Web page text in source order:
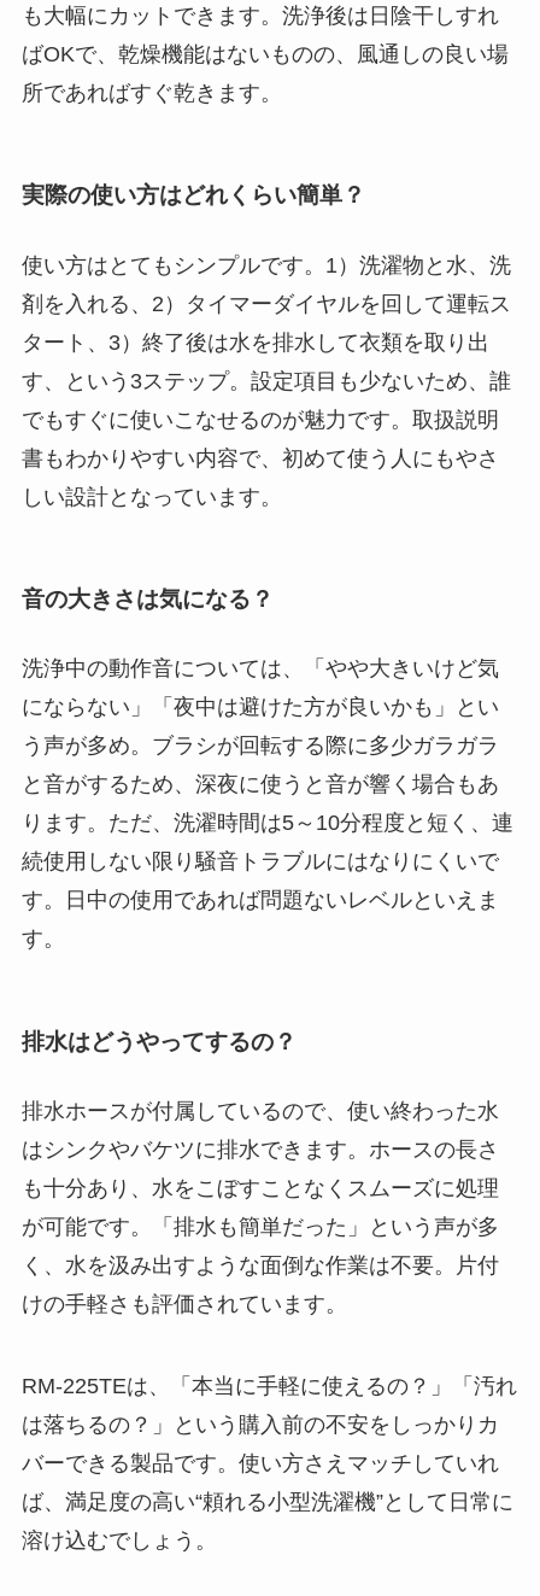
も大幅にカットできます。洗浄後は日陰干しすれ
ばOKで、乾燥機能はないものの、風通しの良い場
所であればすぐ乾きます。
実際の使い方はどれくらい簡単？
使い方はとてもシンプルです。1）洗濯物と水、洗
剤を入れる、2）タイマーダイヤルを回して運転ス
タート、3）終了後は水を排水して衣類を取り出
す、という3ステップ。設定項目も少ないため、誰
でもすぐに使いこなせるのが魅力です。取扱説明
書もわかりやすい内容で、初めて使う人にもやさ
しい設計となっています。
音の大きさは気になる？
洗浄中の動作音については、「やや大きいけど気
にならない」「夜中は避けた方が良いかも」とい
う声が多め。ブラシが回転する際に多少ガラガラ
と音がするため、深夜に使うと音が響く場合もあ
ります。ただ、洗濯時間は5～10分程度と短く、連
続使用しない限り騒音トラブルにはなりにくいで
す。日中の使用であれば問題ないレベルといえま
す。
排水はどうやってするの？
排水ホースが付属しているので、使い終わった水
はシンクやバケツに排水できます。ホースの長さ
も十分あり、水をこぼすことなくスムーズに処理
が可能です。「排水も簡単だった」という声が多
く、水を汲み出すような面倒な作業は不要。片付
けの手軽さも評価されています。
RM-225TEは、「本当に手軽に使えるの？」「汚れ
は落ちるの？」という購入前の不安をしっかりカ
バーできる製品です。使い方さえマッチしていれ
ば、満足度の高い“頼れる小型洗濯機”として日常に
溶け込むでしょう。